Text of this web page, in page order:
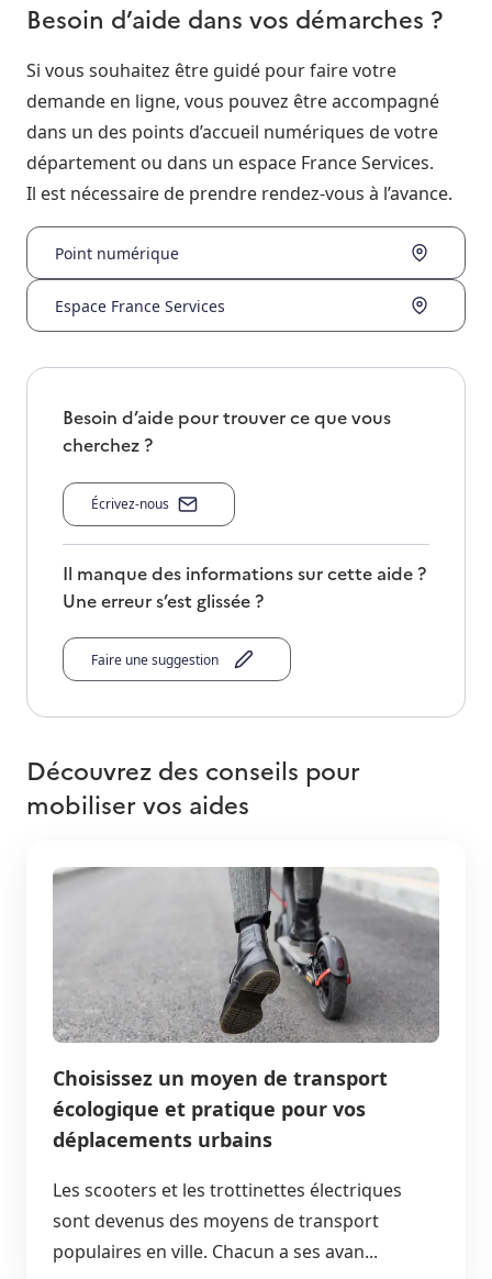
Besoin d’aide dans vos démarches ?
Si vous souhaitez être guidé pour faire votre
demande en ligne, vous pouvez être accompagné
dans un des points d’accueil numériques de votre
département ou dans un espace France Services.
Il est nécessaire de prendre rendez-vous à l’avance.
Point numérique
Espace France Services
Besoin d’aide pour trouver ce que vous
cherchez ?
Écrivez-nous
Il manque des informations sur cette aide ?
Une erreur s’est glissée ?
Faire une suggestion
Découvrez des conseils pour
mobiliser vos aides
Choisissez un moyen de transport
écologique et pratique pour vos
déplacements urbains
Les scooters et les trottinettes électriques
sont devenus des moyens de transport
populaires en ville. Chacun a ses avan...